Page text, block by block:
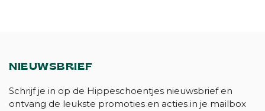
NIEUWSBRIEF
Schrijf je in op de Hippeschoentjes nieuwsbrief en
ontvang de leukste promoties en acties in je mailbox